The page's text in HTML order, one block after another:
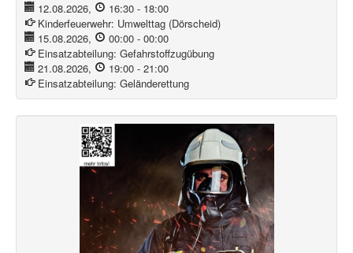
12.08.2026, 16:30- 18:00
Kinderfeuerwehr: Umwelttag (Dörscheid)
15.08.2026, 00:00- 00:00
Einsatzabteilung:Gefahrstoffzugübung
21.08.2026, 19:00- 21:00
Einsatzabteilung:Geländerettung